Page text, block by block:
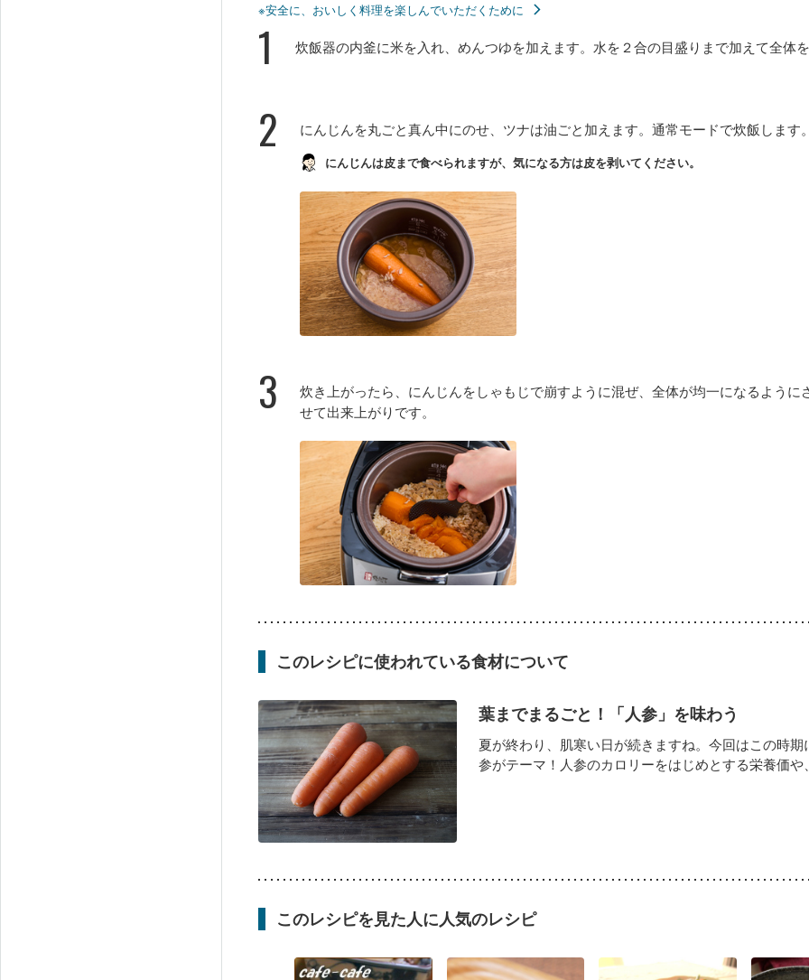
※安全に、おいしく料理を楽しんでいただくために
1 炊飯器の内釜に米を入れ、めんつゆを加えます。水を２合の目盛りまで加えて全体を
2 にんじんを丸ごと真ん中にのせ、ツナは油ごと加えます。通常モードで炊飯します。
にんじんは皮まで食べられますが、気になる方は皮を剥いてください。
3
炊き上がったら、にんじんをしゃもじで崩すように混ぜ、全体が均一になるように
せて出来上がりです。
このレシピに使われている食材について
葉までまるごと！「人参」を味わう
夏が終わり、肌寒い日が続きますね。今回はこの時期
参がテーマ！人参のカロリーをはじめとする栄養価や
このレシピを見た人に人気のレシピ